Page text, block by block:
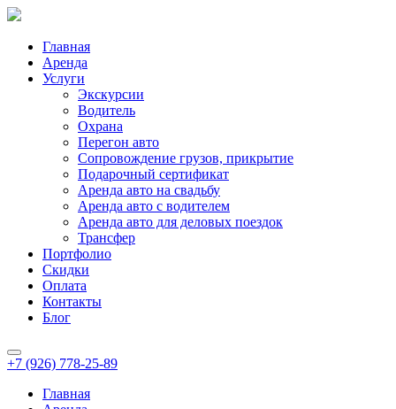
Главная
Аренда
Услуги
Экскурсии
Водитель
Охрана
Перегон авто
Сопровождение грузов, прикрытие
Подарочный сертификат
Аренда авто на свадьбу
Аренда авто с водителем
Аренда авто для деловых поездок
Трансфер
Портфолио
Скидки
Оплата
Контакты
Блог
+7 (926) 778-25-89
Главная